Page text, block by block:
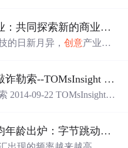
线型高效决策，成长期强
或矩阵型，成熟期向平台
业团队从混乱走向有序的
栖社区“华章计算机”公众
果你现在正在看这本书，
共同探索新的商业模式
的日新月异，创意产业作
，实现共同发展，成为当
产业集群与传统商业之间
产业集群是指在某一特定
关企业、机构、人才等要
--TOMsInsight 2014.09.22
2014-09-22 TOMsInsight
互联网世界更是一个江湖。
中国互联网三大帮派的历
炉：字节跳动、拼多多最年轻仅 27 岁